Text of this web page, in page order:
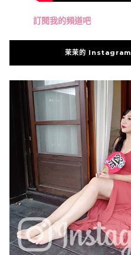
訂閱我的頻道吧
茉茉的 Instagram